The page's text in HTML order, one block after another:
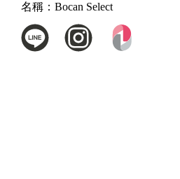
名稱： Bocan Select